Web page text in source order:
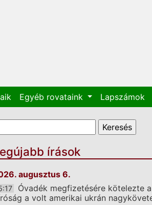
Egyéb rovataink Lapszámok
űrlap
írások
augusztus 6.
Óvadék megfizetésére kötelezte a
a volt amerikai ukrán